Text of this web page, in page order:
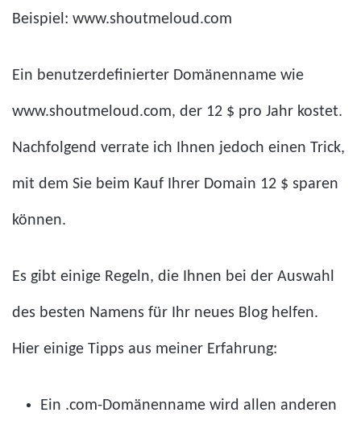
Beispiel: www.shoutmeloud.com
Ein benutzerdefinierter Domänenname wie
www.shoutmeloud.com, der 12 $ pro Jahr kostet.
Nachfolgend verrate ich Ihnen jedoch einen Trick,
mit dem Sie beim Kauf Ihrer Domain 12 $ sparen
können.
Es gibt einige Regeln, die Ihnen bei der Auswahl
des besten Namens für Ihr neues Blog helfen.
Hier einige Tipps aus meiner Erfahrung:
Ein .com-Domänenname wird allen anderen